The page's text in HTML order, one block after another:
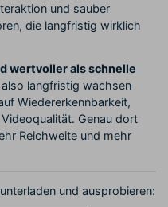
und sauber
die langfristig wirklich
wertvoller als schnelle
also langfristig wachsen
Wiedererkennbarkeit,
Genau dort
Reichweite und mehr
und ausprobieren: